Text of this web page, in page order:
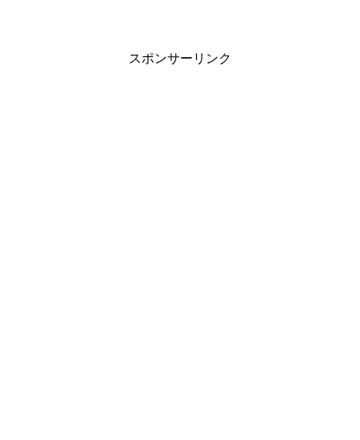
スポンサーリンク